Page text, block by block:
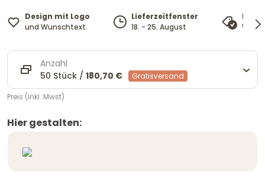
Design mit Logo
und Wunschtext.
Lieferzeitfenster
18. - 25. August
Wir
Anzahl
50 Stück / 180,70 € Gratisversand
Preis (inkl. Mwst)
Hier gestalten: